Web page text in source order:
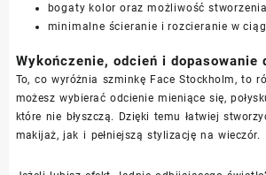
bogaty kolor oraz możliwość
minimalne ścieranie i rozcieranie w
Wykończenie, odcień i dopasowanie
To, co wyróżnia szminkę Face Stockholm, to
możesz wybierać odcienie mieniące się,
które nie błyszczą. Dzięki temu łatwiej
makijaż, jak i pełniejszą stylizację na wieczór.